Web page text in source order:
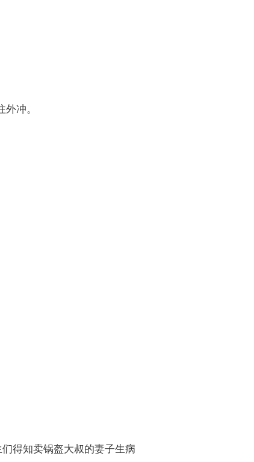
冲。
得知卖锅盔大叔的妻子生病